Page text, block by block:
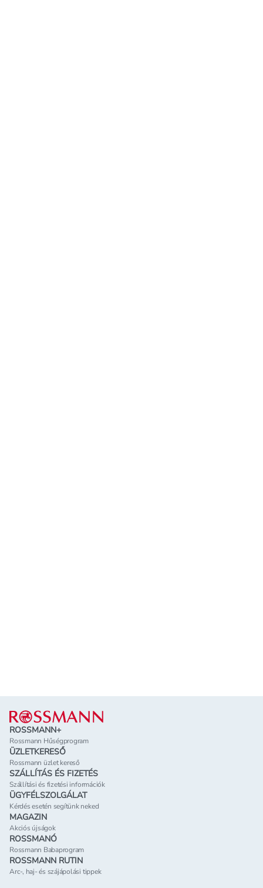
Lábléc
ROSSMANN+
Rossmann Hűségprogram
ÜZLETKERESŐ
Rossmann üzlet kereső
SZÁLLÍTÁS ÉS FIZETÉS
Szállítási és fizetési információk
ÜGYFÉLSZOLGÁLAT
Kérdés esetén segítünk neked
MAGAZIN
Akciós újságok
ROSSMANÓ
Rossmann Babaprogram
ROSSMANN RUTIN
Arc-, haj- és szájápolási tippek